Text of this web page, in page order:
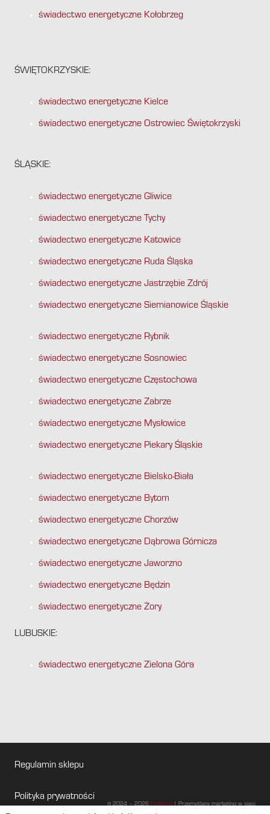
świadectwo energetyczne Kołobrzeg
ŚWIĘTOKRZYSKIE:
świadectwo energetyczne Kielce
świadectwo energetyczne Ostrowiec Świętokrzyski
ŚLĄSKIE:
świadectwo energetyczne Gliwice
świadectwo energetyczne Tychy
świadectwo energetyczne Katowice
świadectwo energetyczne Ruda Śląska
świadectwo energetyczne Jastrzębie Zdrój
świadectwo energetyczne Siemianowice Śląskie
świadectwo energetyczne Rybnik
świadectwo energetyczne Sosnowiec
świadectwo energetyczne Częstochowa
świadectwo energetyczne Zabrze
świadectwo energetyczne Mysłowice
świadectwo energetyczne Piekary Śląskie
świadectwo energetyczne Bielsko-Biała
świadectwo energetyczne Bytom
świadectwo energetyczne Chorzów
świadectwo energetyczne Dąbrowa Górnicza
świadectwo energetyczne Jaworzno
świadectwo energetyczne Będzin
świadectwo energetyczne Żory
LUBUSKIE:
świadectwo energetyczne Zielona Góra
Regulamin sklepu
Polityka prywatności
@ 2024 – 2026Gogler.pl| Przemyślany marketing w sieci